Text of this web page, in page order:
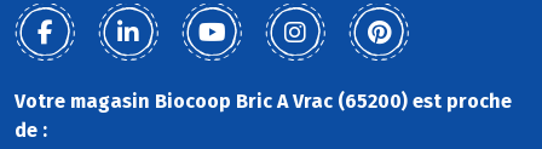
Votre magasin Biocoop Bric A Vrac (65200) est proche
de :